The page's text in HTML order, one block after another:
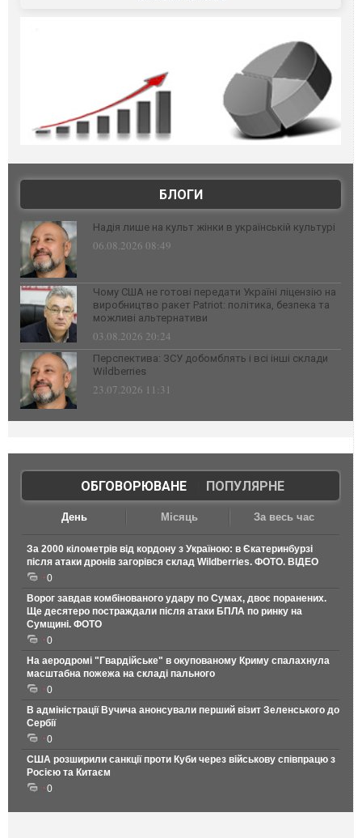
БЛОГИ
Надія лише на культ жінки в українській культурі
06.08.2026 08:49
Чому США не готові передати Україні ліцензію на
виробництво ракет Patriot: політика, безпека та
можливі альтернативи
03.08.2026 20:24
Перспектива: ЗСУ добомблять і всі інші склади
Wildberries
23.07.2026 11:31
ОБГОВОРЮВАНЕ| ПОПУЛЯРНЕ
День Місяць За весь час
За 2000 кілометрів від кордону з Україною: в Єкатеринбурзі
після атаки дронів загорівся склад Wildberries. ФОТО. ВІДЕО
0
Ворог завдав комбінованого удару по Сумах, двоє поранених.
Ще десятеро постраждали після атаки БПЛА по ринку на
Сумщині. ФОТО
0
На аеродромі "Гвардійське" в окупованому Криму спалахнула
масштабна пожежа на складі пального
0
В адміністрації Вучича анонсували перший візит Зеленського до
Сербії
0
США розширили санкції проти Куби через військову співпрацю з
Росією та Китаєм
0